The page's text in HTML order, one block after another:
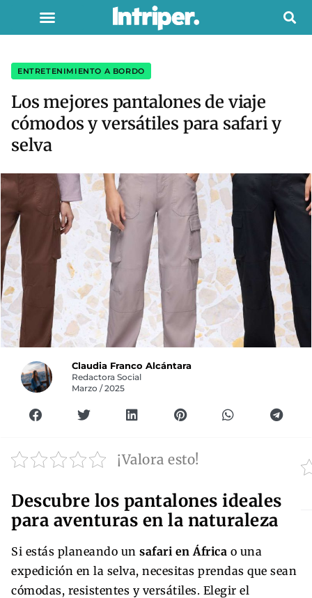
ENTRETENIMIENTO A BORDO
Los mejores pantalones de viaje
cómodos y versátiles para safari y
selva
Claudia Franco Alcántara
Redactora Social
Marzo / 2025
¡Valora esto!
Descubre los pantalones ideales
para aventuras en la naturaleza
Si estás planeando un safari en África o una
expedición en la selva, necesitas prendas que sean
cómodas, resistentes y versátiles. Elegir el